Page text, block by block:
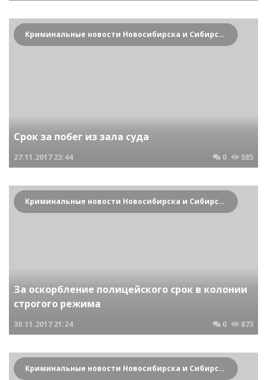
Криминальные новости Новосибирска и Сибирского региона
Срок за побег из зала суда
27.11.2017 23:44 0 585
Криминальные новости Новосибирска и Сибирского региона
За оскорбление полицейского срок в колонии
строгого режима
30.11.2017 21:24 0 873
Криминальные новости Новосибирска и Сибирского региона